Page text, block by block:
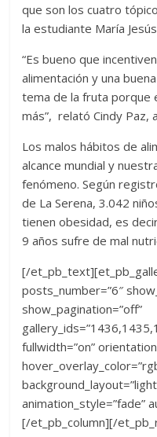
que son los cuatro
la estudiante María
“Es bueno que
alimentación y una
tema de la fruta porque
más”, relató Cindy Paz,
Los malos hábitos de
alcance mundial y
fenómeno. Según
de La Serena, 3.042
tienen obesidad, es
9 años sufre de mal
[/
posts_number=”6″
show_pagination=”off”
fullwidth=”on”
animation_style=”fade”
[/et_pb_column][/